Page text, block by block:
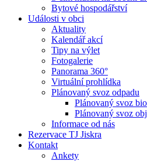
Bytové hospodářství
Události v obci
Aktuality
Kalendář akcí
Tipy na výlet
Fotogalerie
Panorama 360°
Virtuální prohlídka
Plánovaný svoz odpadu
Plánovaný svoz
Plánovaný svoz
Informace od nás
Rezervace TJ Jiskra
Kontakt
Ankety